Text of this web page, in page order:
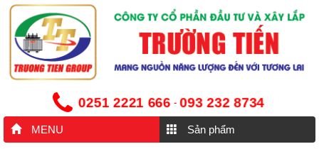
0251 2221 666 -093 232 8734
MENU Sản phẩm